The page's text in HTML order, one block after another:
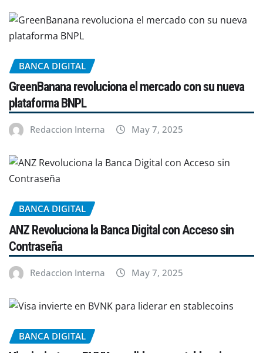
BANCA DIGITAL
GreenBanana revoluciona el mercado con su nueva
plataforma BNPL
Redaccion Interna May 7, 2025
BANCA DIGITAL
ANZ Revoluciona la Banca Digital con Acceso sin
Contraseña
Redaccion Interna May 7, 2025
BANCA DIGITAL